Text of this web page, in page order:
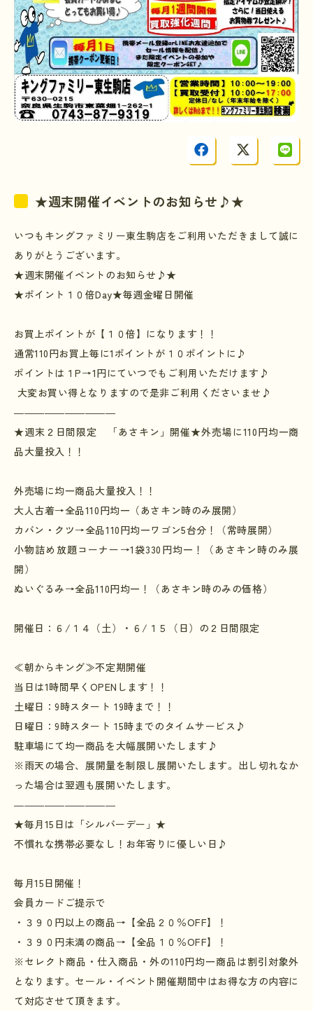
★週末開催イベントのお知らせ♪★
いつもキングファミリー東生駒店をご利用いただきまして誠に
ありがとうございます。
★週末開催イベントのお知らせ♪★
★ポイント１０倍Day★毎週金曜日開催
お買上ポイントが【１０倍】になります！！
通常110円お買上毎に1 ポイントが１０ポイントに♪
ポイントは１P→1円にていつでもご利用いただけます♪
大変お買い得となりますので是非ご利用くださいませ♪
――――――――――
★週末２日間限定 「あさキン」開催★外売場に110円均一商
品大量投入！！
外売場に均一商品大量投入！！
大人古着→全品110円均一（あさキン時のみ展開）
カバン・クツ→全品110円均一ワゴン5台分！（常時展開）
小物詰め放題コーナー →1袋330 円均一！（あさキン時のみ展
開）
ぬいぐるみ→全品110円均一！（あさキン時のみの価格）
開催日：６ / １４（土）・６ / １５（日）の２日間限定
≪朝からキング≫不定期開催
当日は1時間早く OPEN します！！
土曜日：9時スタート19時まで！！
日曜日：9時スタート15時までのタイムサービス♪
駐車場にて均一商品を大幅展開いたします♪
※雨天の場合、展開量を制限し展開いたします。出し切れなか
った場合は翌週も展開いたします。
――――――――――
★毎月15 日は「シルバーデー」★
不慣れな携帯必要なし！お年寄りに優しい日♪
毎月15日開催！
会員カードご提示で
・３９０円以上の商品→【全品２０％OFF】！
・３９０円未満の商品→【全品１０％OFF】！
※セレクト商品・仕入商品・外の110円均一商品は割引対象外
となります。セール・イベント開催期間中はお得な方の内容に
て対応させて頂きます。